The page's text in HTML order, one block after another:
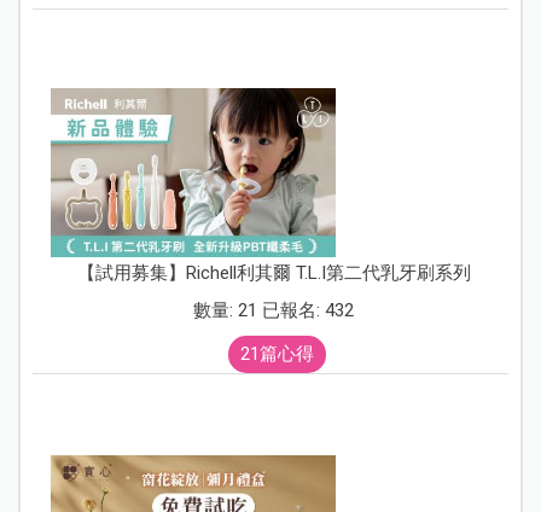
【試用募集】Richell利其爾 T.L.I第二代乳牙刷系列
數量: 21 已報名: 432
21篇心得